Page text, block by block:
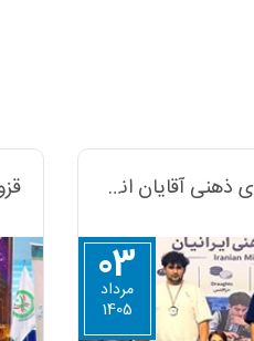
مسابقات قهرمانی ورزش های ذهنی آقایان انجمن او-اسپرت کشور با موفقیت به پایان رسید
03
مرداد
1405